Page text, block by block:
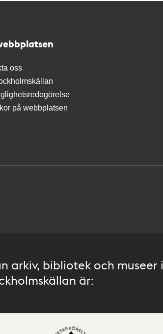
oss
på webbplatsen
arkiv, bibliotek och museer i
är: